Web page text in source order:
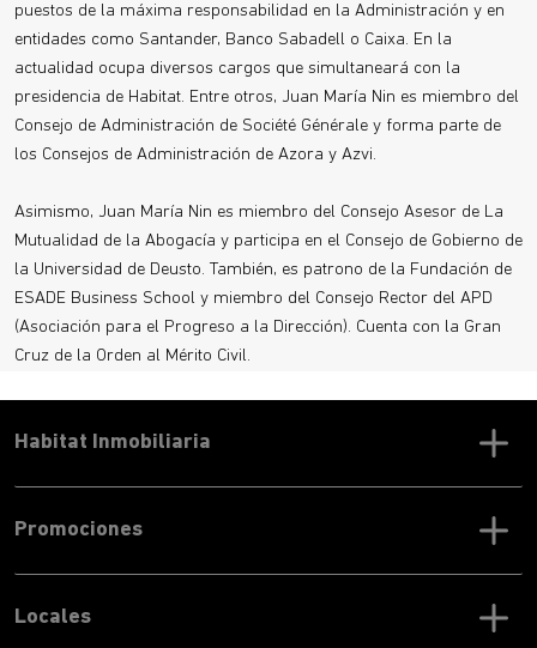
puestos de la máxima responsabilidad en la Administración y en
entidades como Santander, Banco Sabadell o Caixa. En la
actualidad ocupa diversos cargos que simultaneará con la
presidencia de Habitat. Entre otros, Juan María Nin es miembro del
Consejo de Administración de Société Générale y forma parte de
los Consejos de Administración de Azora y Azvi.
Asimismo, Juan María Nin es miembro del Consejo Asesor de La
Mutualidad de la Abogacía y participa en el Consejo de Gobierno de
la Universidad de Deusto. También, es patrono de la Fundación de
ESADE Business School y miembro del Consejo Rector del APD
(Asociación para el Progreso a la Dirección). Cuenta con la Gran
Cruz de la Orden al Mérito Civil.
Promociones
Locales
Habitat Inmobiliaria